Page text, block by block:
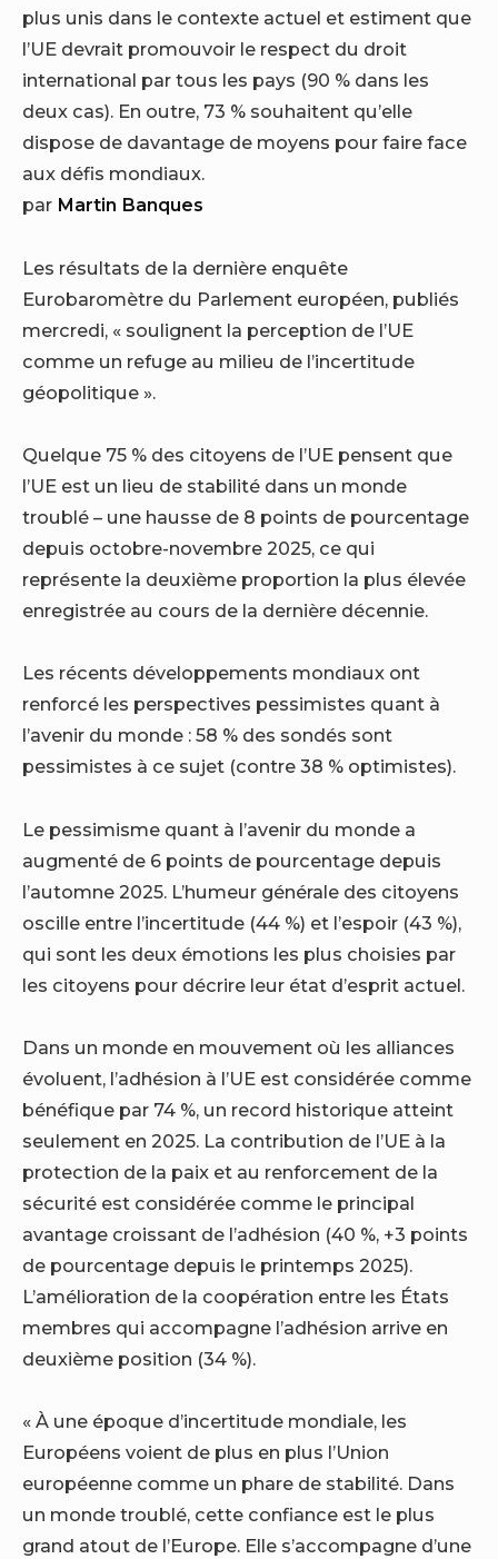
plus unis dans le contexte actuel et estiment que
l’UE devrait promouvoir le respect du droit
international par tous les pays (90 % dans les
deux cas). En outre, 73 % souhaitent qu’elle
dispose de davantage de moyens pour faire face
aux défis mondiaux.
par Martin Banques
Les résultats de la dernière enquête
Eurobaromètre du Parlement européen, publiés
mercredi, « soulignent la perception de l’UE
comme un refuge au milieu de l’incertitude
géopolitique ».
Quelque 75 % des citoyens de l’UE pensent que
l’UE est un lieu de stabilité dans un monde
troublé – une hausse de 8 points de pourcentage
depuis octobre-novembre 2025, ce qui
représente la deuxième proportion la plus élevée
enregistrée au cours de la dernière décennie.
Les récents développements mondiaux ont
renforcé les perspectives pessimistes quant à
l’avenir du monde : 58 % des sondés sont
pessimistes à ce sujet (contre 38 % optimistes).
Le pessimisme quant à l’avenir du monde a
augmenté de 6 points de pourcentage depuis
l’automne 2025. L’humeur générale des citoyens
oscille entre l’incertitude (44 %) et l’espoir (43 %),
qui sont les deux émotions les plus choisies par
les citoyens pour décrire leur état d’esprit actuel.
Dans un monde en mouvement où les alliances
évoluent, l’adhésion à l’UE est considérée comme
bénéfique par 74 %, un record historique atteint
seulement en 2025. La contribution de l’UE à la
protection de la paix et au renforcement de la
sécurité est considérée comme le principal
avantage croissant de l’adhésion (40 %, +3 points
de pourcentage depuis le printemps 2025).
L’amélioration de la coopération entre les États
membres qui accompagne l’adhésion arrive en
deuxième position (34 %).
« À une époque d’incertitude mondiale, les
Européens voient de plus en plus l’Union
européenne comme un phare de stabilité. Dans
un monde troublé, cette confiance est le plus
grand atout de l’Europe. Elle s’accompagne d’une